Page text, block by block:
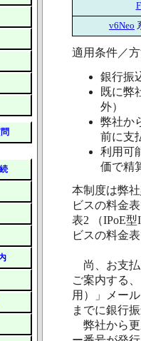
v6Neo
適用条件／
銀行振
既に弊
外）
弊社か
前に支
利用可
価で精
本制度は弊社
ビスの料金
表2 （IPoE
ビスの料金
尚、お支払
ご案内する
用）」メー
までに銀行
弊社から更